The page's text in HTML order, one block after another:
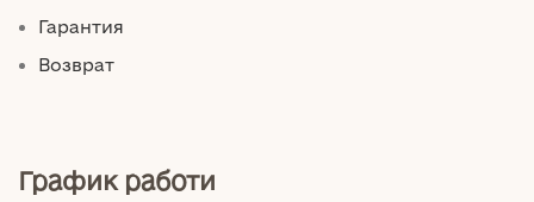
Гарантия
Возврат
График работи